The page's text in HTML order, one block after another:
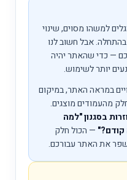
למשהו מסוים, שינוי
אבל חשוב לנו
— כדי שהאתר יהיה
יותר לשימוש.
במראה האתר, במיקום
מהעמודים מוצגים.
בסגנון "למה
— הכול חלק
את האתר עבורכם.